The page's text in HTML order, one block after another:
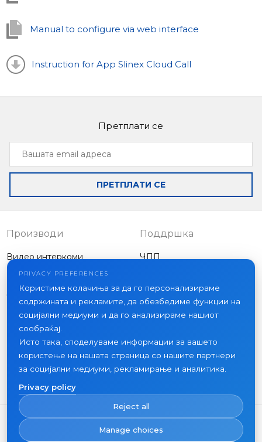
Manual to configure via web interface
Instruction for App Slinex Cloud Call
Претплати се
Вашата
email
адреса
ПРЕТПЛАТИ СЕ
Производи
Видео интеркоми
Надворешни панели
Друга опрема
Поддршка
ЧПП
Компанија
Вести
Контакт
Каде да купите
PRIVACY PREFERENCES
Користиме колачиња за да го персонализираме
содржината и рекламите, да обезбедиме функции на
социјални медиуми и да го анализираме нашиот
сообраќај.
Исто така, споделуваме информации за вашето
користење на нашата страница со нашите партнери
за социјални медиуми, рекламирање и аналитика.
Privacy policy
Reject all
Manage choices